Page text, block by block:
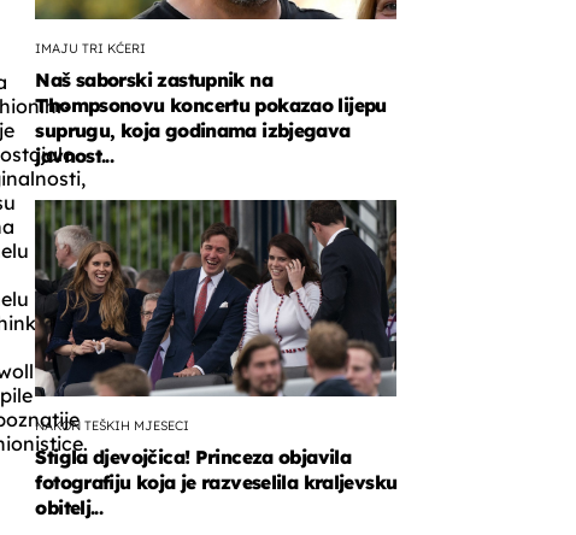
IMAJU TRI KĆERI
Naš saborski zastupnik na
Thompsonovu koncertu pokazao lijepu
suprugu, koja godinama izbjegava
javnost...
NAKON TEŠKIH MJESECI
Stigla djevojčica! Princeza objavila
fotografiju koja je razveselila kraljevsku
obitelj...